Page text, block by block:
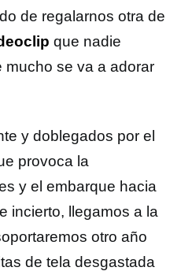
de regalarnos otra de
que nadie
se va a adorar
y doblegados por el
provoca la
y el embarque hacia
incierto, llegamos a la
otro año
de tela desgastada